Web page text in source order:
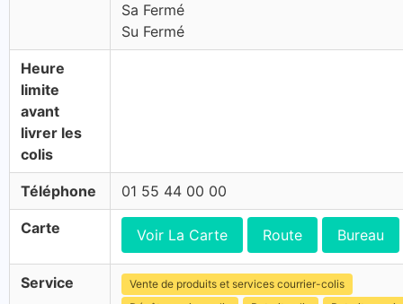
Sa Fermé
Su Fermé
Heure
limite
avant
livrer les
colis
Téléphone 01 55 44 00 00
Carte Voir La Carte Route Bureau
Service
Vente de produits et services courrier-colis